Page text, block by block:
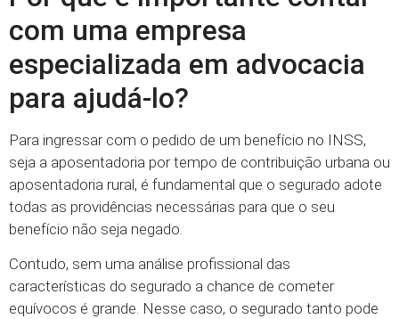
com uma empresa
especializada em advocacia
para ajudá-lo?
Para ingressar com o pedido de um benefício no INSS,
seja a aposentadoria por tempo de contribuição urbana ou
aposentadoria rural, é fundamental que o segurado adote
todas as providências necessárias para que o seu
benefício não seja negado.
Contudo, sem uma análise profissional das
características do segurado a chance de cometer
equívocos é grande. Nesse caso, o segurado tanto pode